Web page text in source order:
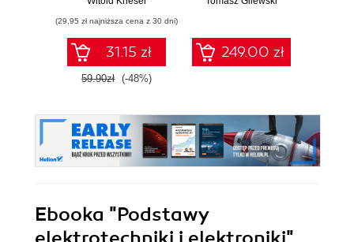
(29,95 zł najniższa cena z 30 dni)
31.15 zł
59.90zł (-48%)
249.00 zł
Ebooka "Podstawy